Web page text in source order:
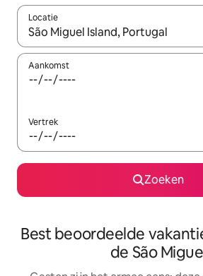
Locatie
Wanneer er suggesties beschikbaar
Aankomst
Vertrek
Zoeken
Best beoordeelde
de São